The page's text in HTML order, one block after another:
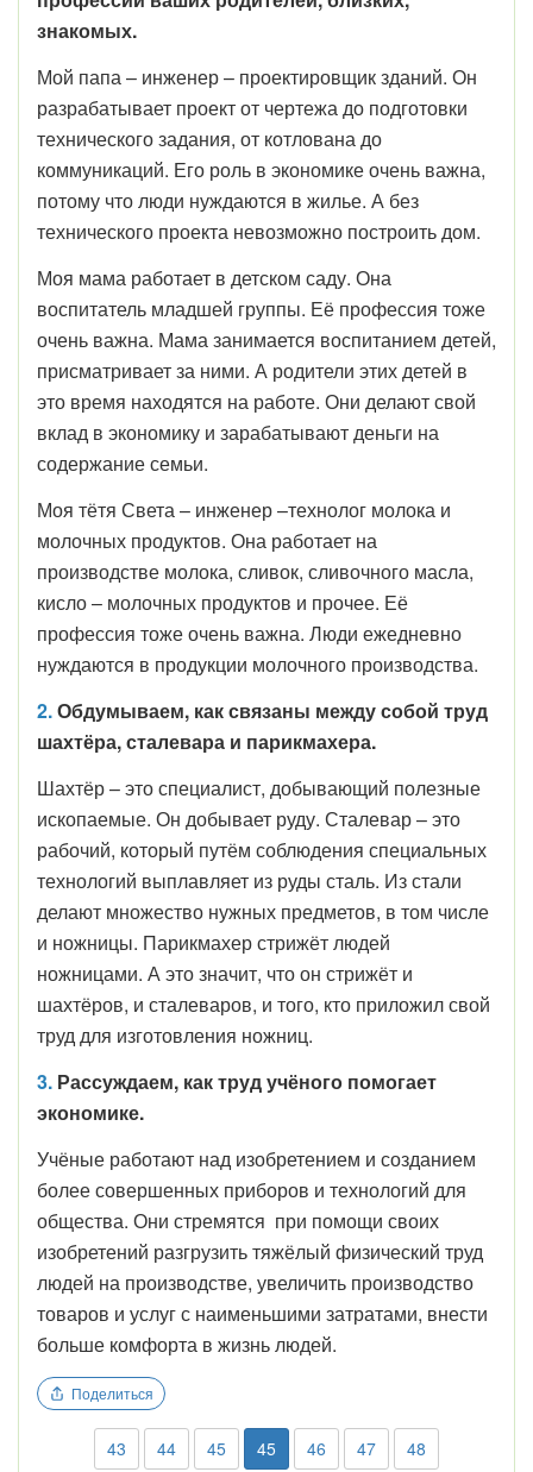
знакомых.
Мой папа – инженер – проектировщик зданий. Он
разрабатывает проект от чертежа до подготовки
технического задания, от котлована до
коммуникаций. Его роль в экономике очень важна,
потому что люди нуждаются в жилье. А без
технического проекта невозможно построить дом.
Моя мама работает в детском саду. Она
воспитатель младшей группы. Её профессия тоже
очень важна. Мама занимается воспитанием детей,
присматривает за ними. А родители этих детей в
это время находятся на работе. Они делают свой
вклад в экономику и зарабатывают деньги на
содержание семьи.
Моя тётя Света – инженер –технолог молока и
молочных продуктов. Она работает на
производстве молока, сливок, сливочного масла,
кисло – молочных продуктов и прочее. Её
профессия тоже очень важна. Люди ежедневно
нуждаются в продукции молочного производства.
2.Обдумываем, как связаны между собой труд
шахтёра, сталевара и парикмахера.
Шахтёр – это специалист, добывающий полезные
ископаемые. Он добывает руду. Сталевар – это
рабочий, который путём соблюдения специальных
технологий выплавляет из руды сталь. Из стали
делают множество нужных предметов, в том числе
и ножницы. Парикмахер стрижёт людей
ножницами. А это значит, что он стрижёт и
шахтёров, и сталеваров, и того, кто приложил свой
труд для изготовления ножниц.
3. Рассуждаем, как труд учёного помогает
экономике.
Учёные работают над изобретением и созданием
более совершенных приборов и технологий для
общества. Они стремятся при помощи своих
изобретений разгрузить тяжёлый физический труд
людей на производстве, увеличить производство
товаров и услуг с наименьшими затратами, внести
больше комфорта в жизнь людей.
Поделиться
43 44 45 45 46 47 48